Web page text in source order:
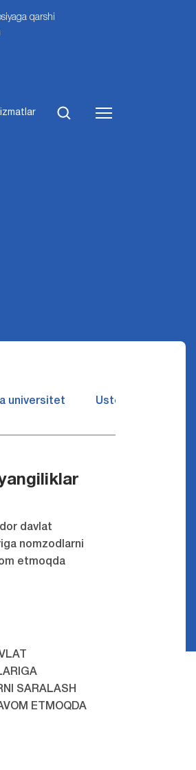
qarshi
universitet Ustozlar suhbatin
davlat
nomzodlarni
etmoqda
SARALASH
ETMOQDA